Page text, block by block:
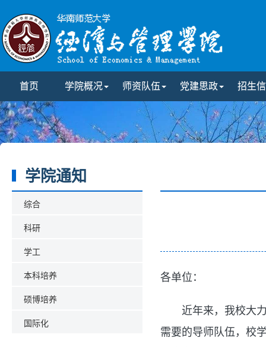
首页 学院概况 师资队伍 党建思政 招生
学院通知
综合
科研
学工
本科培养
硕博培养
国际化
各单位：
近年来，我校大
需要的导师队伍，校